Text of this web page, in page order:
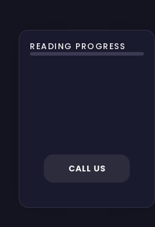
READING PROGRESS
CALL US